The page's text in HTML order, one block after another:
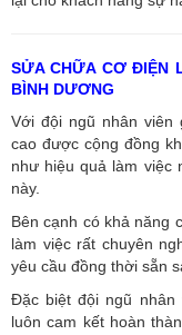
SỬA CHỮA CƠ ĐIỆN
BÌNH DƯƠNG
Với đội ngũ nhân viên
cao được cộng đồng
như hiệu quả làm việc
này.
Bên cạnh có khả năng
làm việc rất chuyên
yêu cầu đồng thời sẵn
Đặc biệt đội ngũ
luôn cam kết hoàn